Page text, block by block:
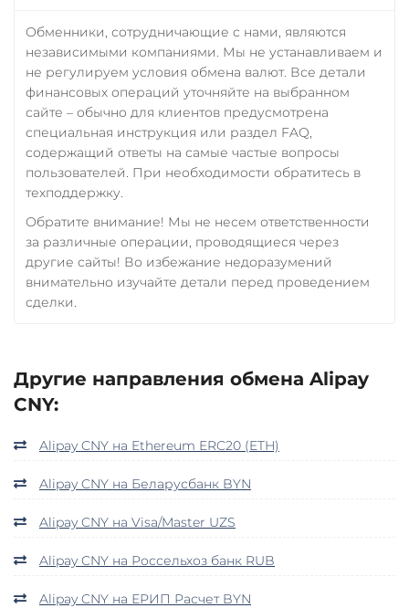
Обменники, сотрудничающие с нами, являются
независимыми компаниями. Мы не устанавливаем и
не регулируем условия обмена валют. Все детали
финансовых операций уточняйте на выбранном
сайте – обычно для клиентов предусмотрена
специальная инструкция или раздел FAQ,
содержащий ответы на самые частые вопросы
пользователей. При необходимости обратитесь в
техподдержку.
Обратите внимание! Мы не несем ответственности
за различные операции, проводящиеся через
другие сайты! Во избежание недоразумений
внимательно изучайте детали перед проведением
сделки.
Другие направления обмена Alipay
CNY:
Alipay CNY на Ethereum ERC20 (ETH)
Alipay CNY на Беларусбанк BYN
Alipay CNY на Visa/Master UZS
Alipay CNY на Россельхоз банк RUB
Alipay CNY на ЕРИП Расчет BYN